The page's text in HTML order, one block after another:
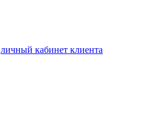
личный кабинет клиента